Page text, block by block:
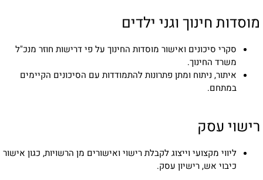
מוסדות חינוך וגני ילדים
סקרי סיכונים ואישור מוסדות החינוך על פי דרישות חוזר מנכ"ל
משרד החינוך.
איתור, ניתוח ומתן פתרונות להתמודדות עם הסיכונים הקיימים
במתחם.
רישוי עסק
ליווי מקצועי וייצוג לקבלת רישוי ואישורים מן הרשויות, כגון אישור
כיבוי אש, רישיון עסק.